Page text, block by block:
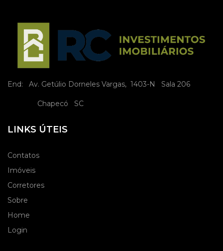
End: Av. Getúlio Dorneles Vargas, 1403-N Sala 206
Chapecó SC
LINKS ÚTEIS
Contatos
Imóveis
Corretores
Sobre
Home
Login